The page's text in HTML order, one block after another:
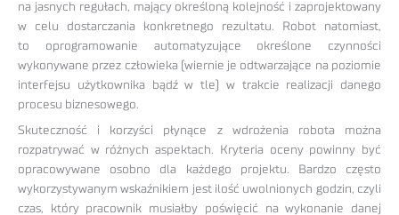
na jasnych regułach, mający określoną kolejność i zaprojektowany
w celu dostarczania konkretnego rezultatu. Robot natomiast,
to oprogramowanie automatyzujące określone czynności
wykonywane przez człowieka (wiernie je odtwarzające na poziomie
interfejsu użytkownika bądź w tle) w trakcie realizacji danego
procesu biznesowego.
Skuteczność i korzyści płynące z wdrożenia robota można
rozpatrywać w różnych aspektach. Kryteria oceny powinny być
opracowywane osobno dla każdego projektu. Bardzo często
wykorzystywanym wskaźnikiem jest ilość uwolnionych godzin, czyli
czas, który pracownik musiałby poświęcić na wykonanie danej